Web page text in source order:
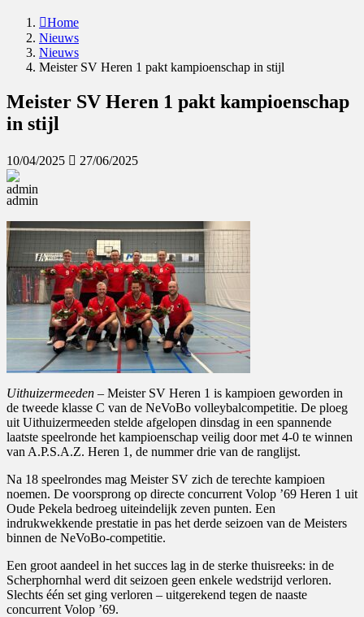
Home
Nieuws
Nieuws
Meister SV Heren 1 pakt kampioenschap in stijl
Meister SV Heren 1 pakt kampioenschap
in stijl
10/04/2025
Last
27/06/2025
admin
Uithuizermeeden – Meister SV Heren 1 is kampioen geworden in
de tweede klasse C van de NeVoBo volleybalcompetitie. De ploeg
uit Uithuizermeeden stelde afgelopen dinsdag in een spannende
laatste speelronde het kampioenschap veilig door met 4-0 te winnen
van A.P.S.A.Z. Heren 1, de nummer drie van de ranglijst.
Na 18 speelrondes mag Meister SV zich de terechte kampioen
noemen. De voorsprong op directe concurrent Volop ’69 Heren 1 uit
Oude Pekela bedroeg uiteindelijk zeven punten. Een
indrukwekkende prestatie in pas het derde seizoen van de Meisters
binnen de NeVoBo-competitie.
Een groot aandeel in het succes lag in de sterke thuisreeks: in de
Scherphornhal werd dit seizoen geen enkele wedstrijd verloren.
Slechts één set ging verloren – uitgerekend tegen de naaste
concurrent Volop ’69.